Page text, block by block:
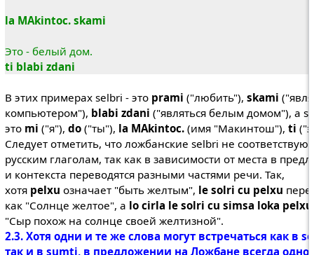
la MAkintoc. skami
Это - белый дом.
ti blabi zdani
В этих примерах selbri - это prami ("любить"), skami
компьютером"), blabi zdani ("являться белым домом"), а
это mi ("я"), do("ты"), la MAkintoc.(имя "Макинтош"), ti
Следует отметить, что ложбанские selbri не соответствуют
русским глаголам, так как в зависимости от места в
и контекста переводятся разными частями речи. Так,
хотя pelxu означает "быть желтым", le solri cu pelxu
как "Солнце желтое", а lo cirla le solri cu simsa loka pelxu
"Сыр похож на солнце своей желтизной".
2.3. Хотя одни и те же слова могут встречаться как в
так и в sumti, в предложении на Ложбане всегда